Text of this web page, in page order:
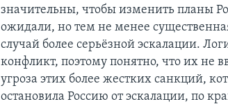
значительны, чтобы изменить планы
ожидали, но тем не менее
случай более серьёзной эскалации.
конфликт, поэтому понятно, что их не
угроза этих более жестких санкций,
остановила Россию от эскалации, по